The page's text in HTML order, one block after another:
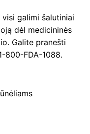
galimi šalutiniai
dėl medicininės
Galite pranešti
800-FDA-1088.